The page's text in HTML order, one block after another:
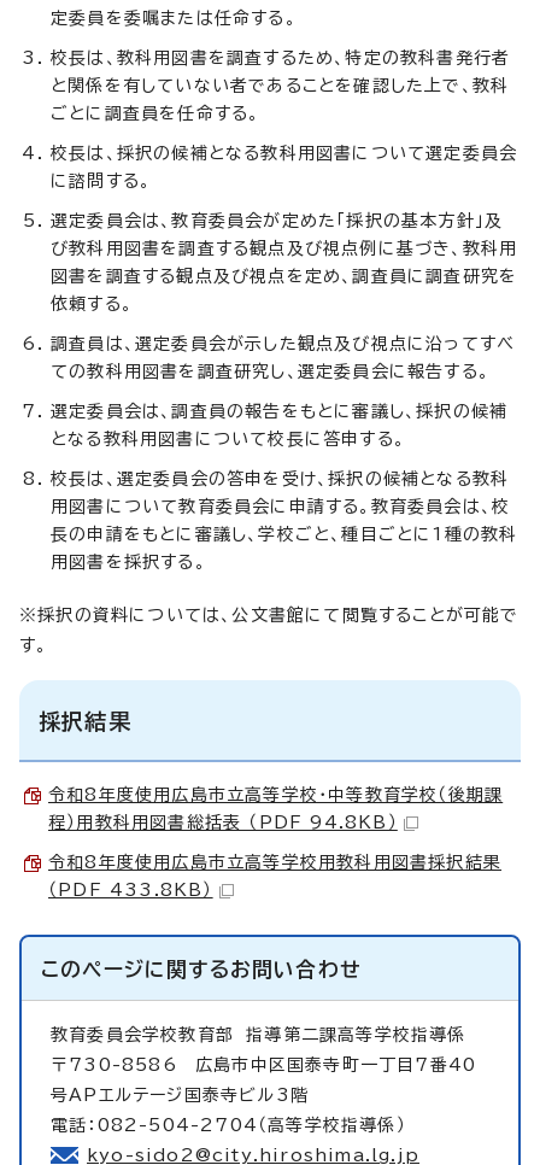
定委員を委嘱または任命する。
校長は、教科用図書を調査するため、特定の教科書発行者
と関係を有していない者であることを確認した上で、教科
ごとに調査員を任命する。
校長は、採択の候補となる教科用図書について選定委員会
に諮問する。
選定委員会は、教育委員会が定めた「採択の基本方針」及
び教科用図書を調査する観点及び視点例に基づき、教科用
図書を調査する観点及び視点を定め、調査員に調査研究を
依頼する。
調査員は、選定委員会が示した観点及び視点に沿ってすべ
ての教科用図書を調査研究し、選定委員会に報告する。
選定委員会は、調査員の報告をもとに審議し、採択の候補
となる教科用図書について校長に答申する。
校長は、選定委員会の答申を受け、採択の候補となる教科
用図書について教育委員会に申請する。教育委員会は、校
長の申請をもとに審議し、学校ごと、種目ごとに1種の教科
用図書を採択する。
※採択の資料については、公文書館にて閲覧することが可能で
す。
採択結果
令和8年度使用広島市立高等学校・中等教育学校（後期課
程）用教科用図書総括表 （PDF 94.8KB）
令和8年度使用広島市立高等学校用教科用図書採択結果
（PDF 433.8KB）
このページに関するお問い合わせ
教育委員会学校教育部指導第二課高等学校指導係
〒730-8586 広島市中区国泰寺町一丁目7番40
号APエルテージ国泰寺ビル3階
電話：082-504-2704（高等学校指導係）
kyo-sido2@city.hiroshima.lg.jp